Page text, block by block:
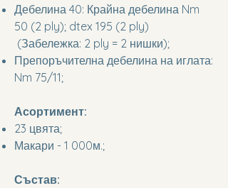
Дебелина 40: Крайна дебелина Nm
50 (2 ply); dtex 195 (2 ply)
(Забележка: 2 ply = 2 нишки);
Препоръчителна дебелина на иглата:
Nm 75/11;
Асортимент:
23 цвята;
Макари - 1 000м.;
Състав: